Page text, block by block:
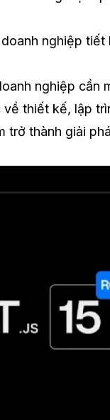
nghiệp
nghiệp
thiết kế, lập
trở thành giải